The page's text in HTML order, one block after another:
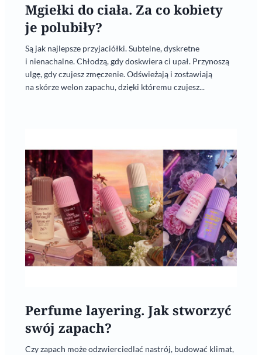
Mgiełki do ciała. Za co kobiety
je polubiły?
Są jak najlepsze przyjaciółki. Subtelne, dyskretne
i nienachalne. Chłodzą, gdy doskwiera ci upał. Przynoszą
ulgę, gdy czujesz zmęczenie. Odświeżają i zostawiają
na skórze welon zapachu, dzięki któremu czujesz...
Perfume layering. Jak stworzyć
swój zapach?
Czy zapach może odzwierciedlać nastrój, budować klimat,